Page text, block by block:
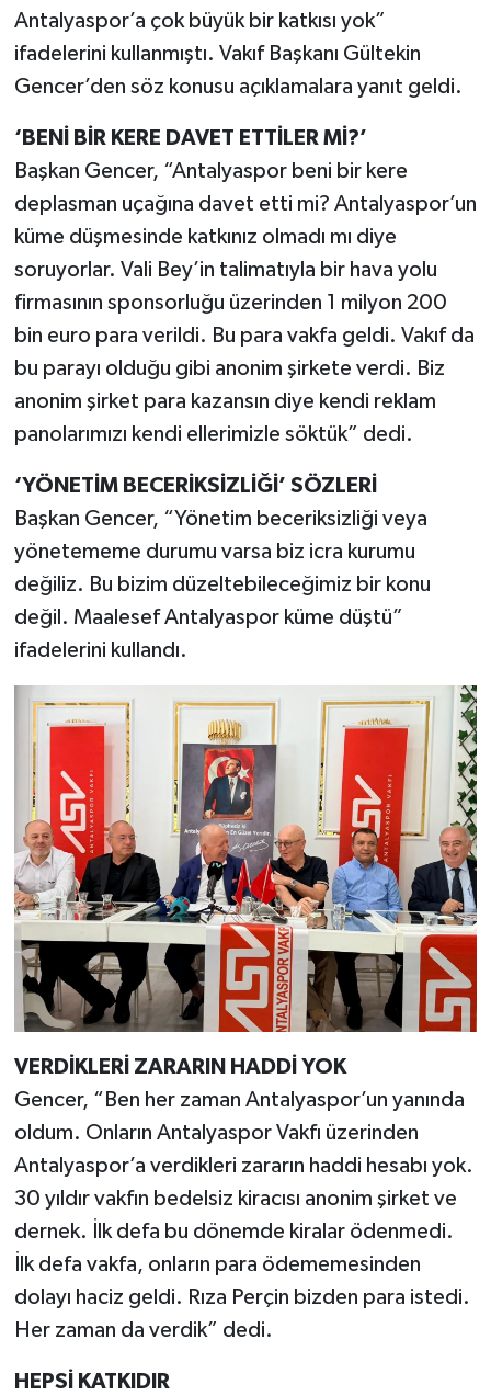
Antalyaspor’a çok büyük bir katkısı yok”
ifadelerini kullanmıştı. Vakıf Başkanı Gültekin
Gencer’den söz konusu açıklamalara yanıt geldi.
‘BENİ BİR KERE DAVET ETTİLER Mİ?’
Başkan Gencer, “Antalyaspor beni bir kere
deplasman uçağına davet etti mi? Antalyaspor’un
küme düşmesinde katkınız olmadı mı diye
soruyorlar. Vali Bey’in talimatıyla bir hava yolu
firmasının sponsorluğu üzerinden 1 milyon 200
bin euro para verildi. Bu para vakfa geldi. Vakıf da
bu parayı olduğu gibi anonim şirkete verdi. Biz
anonim şirket para kazansın diye kendi reklam
panolarımızı kendi ellerimizle söktük” dedi.
‘YÖNETİM BECERİKSİZLİĞİ’ SÖZLERİ
Başkan Gencer, “Yönetim beceriksizliği veya
yönetememe durumu varsa biz icra kurumu
değiliz. Bu bizim düzeltebileceğimiz bir konu
değil. Maalesef Antalyaspor küme düştü”
ifadelerini kullandı.
VERDİKLERİ ZARARIN HADDİ YOK
Gencer, “Ben her zaman Antalyaspor’un yanında
oldum. Onların Antalyaspor Vakfı üzerinden
Antalyaspor’a verdikleri zararın haddi hesabı yok.
30 yıldır vakfın bedelsiz kiracısı anonim şirket ve
dernek. İlk defa bu dönemde kiralar ödenmedi.
İlk defa vakfa, onların para ödememesinden
dolayı haciz geldi. Rıza Perçin bizden para istedi.
Her zaman da verdik” dedi.
HEPSİ KATKIDIR